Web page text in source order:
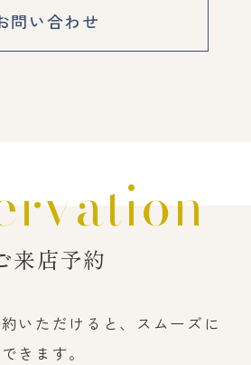
問い合わせ
来店予約
いただけると、スムーズに
きます。